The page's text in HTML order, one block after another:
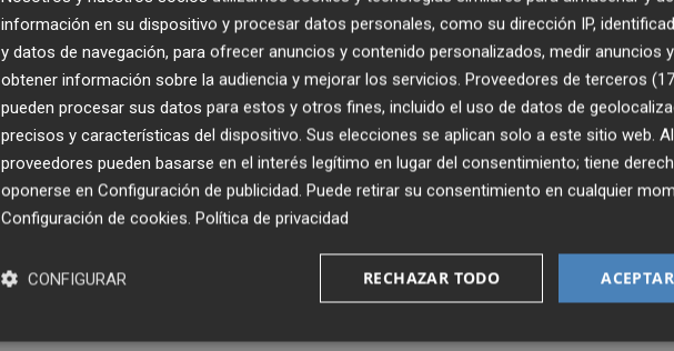
información en su dispositivo y procesar datos personales, como su dirección IP,
y datos de navegación, para ofrecer anuncios y contenido personalizados, medir anuncios
obtener información sobre la audiencia y mejorar los servicios. Proveedores de terceros
pueden procesar sus datos para estos y otros fines, incluido el uso de datos de
precisos y características del dispositivo. Sus elecciones se aplican solo a este sitio web.
proveedores pueden basarse en el interés legítimo en lugar del consentimiento; tiene
oponerse en Configuración de publicidad. Puede retirar su consentimiento en cualquier
Configuración de cookies. Política de privacidad
RECHAZAR TODO
CONFIGURAR